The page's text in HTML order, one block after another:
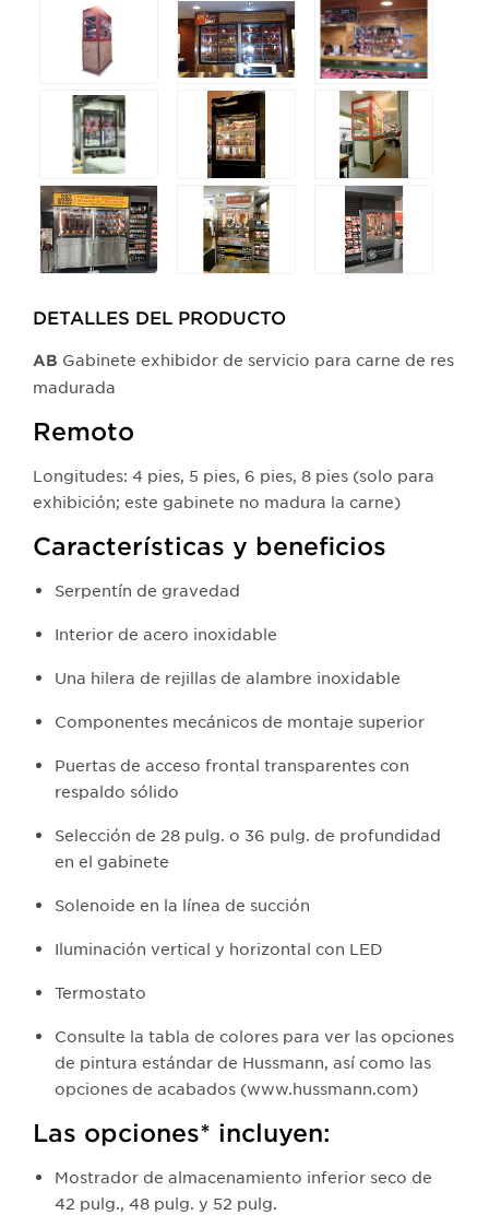
Selecting
buttons
update
the
larger
main
image.
DETALLES DEL PRODUCTO​
AB Gabinete exhibidor de servicio para carne de res
madurada
Remoto
Longitudes: 4 pies, 5 pies, 6 pies, 8 pies (solo para
exhibición; este gabinete no madura la carne)
Características y beneficios
Serpentín de gravedad
Interior de acero inoxidable
Una hilera de rejillas de alambre inoxidable
Componentes mecánicos de montaje superior
Puertas de acceso frontal transparentes con
respaldo sólido
Selección de 28 pulg. o 36 pulg. de profundidad
en el gabinete
Solenoide en la línea de succión
Iluminación vertical y horizontal con LED
Termostato
Consulte la tabla de colores para ver las opciones
de pintura estándar de Hussmann, así como las
opciones de acabados (www.hussmann.com)
Las opciones* incluyen:
Mostrador de almacenamiento inferior seco de
42 pulg., 48 pulg. y 52 pulg.